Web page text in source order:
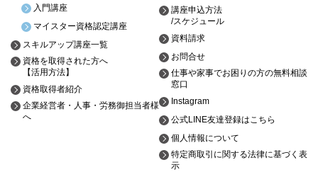
入門講座
マイスター資格認定講座
スキルアップ講座一覧
資格を取得された方へ
【活用方法】
資格取得者紹介
企業経営者・人事・労務御担当者様
へ
講座申込方法
/スケジュール
資料請求
お問合せ
仕事や家事でお困りの方の無料相談
窓口
Instagram
公式LINE友達登録はこちら
個人情報について
特定商取引に関する法律に基づく表
示